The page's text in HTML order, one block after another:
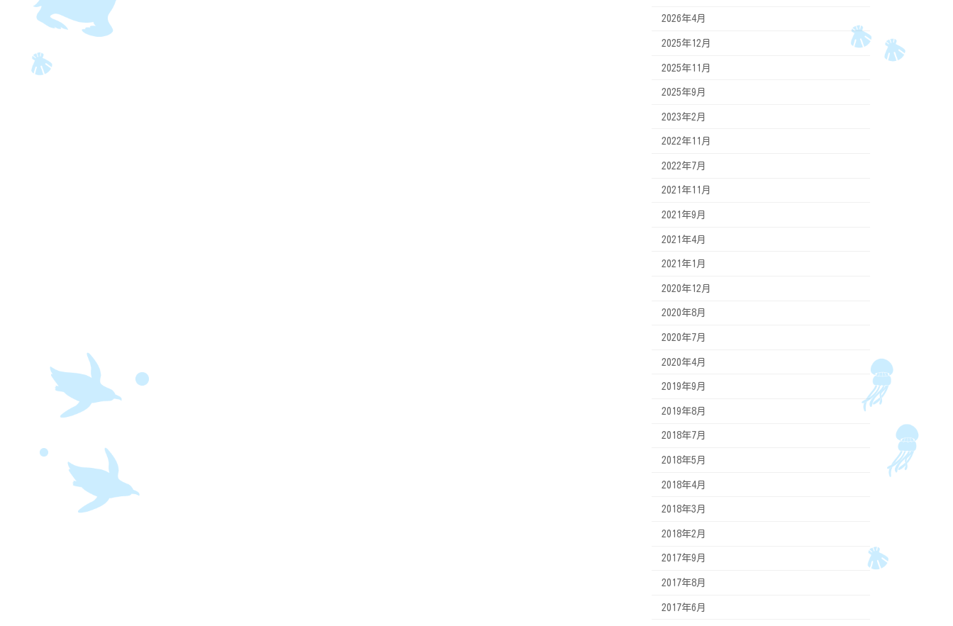
2026年4月
2025年12月
2025年11月
2025年9月
2023年2月
2022年11月
2022年7月
2021年11月
2021年9月
2021年4月
2021年1月
2020年12月
2020年8月
2020年7月
2020年4月
2019年9月
2019年8月
2018年7月
2018年5月
2018年4月
2018年3月
2018年2月
2017年9月
2017年8月
2017年6月